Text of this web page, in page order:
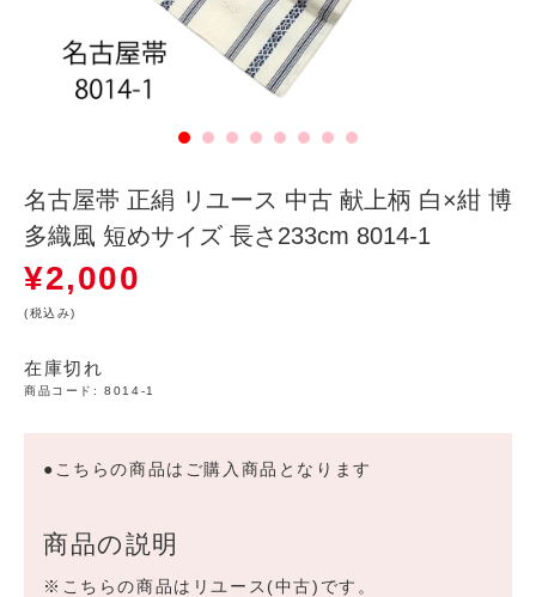
名古屋帯 正絹 リユース 中古 献上柄 白×紺 博
多織風 短めサイズ 長さ233cm 8014-1
¥2,000
(税込み)
在庫切れ
商品コード:8014-1
●こちらの商品はご購入商品となります
商品の説明
※こちらの商品はリユース(中古)です。